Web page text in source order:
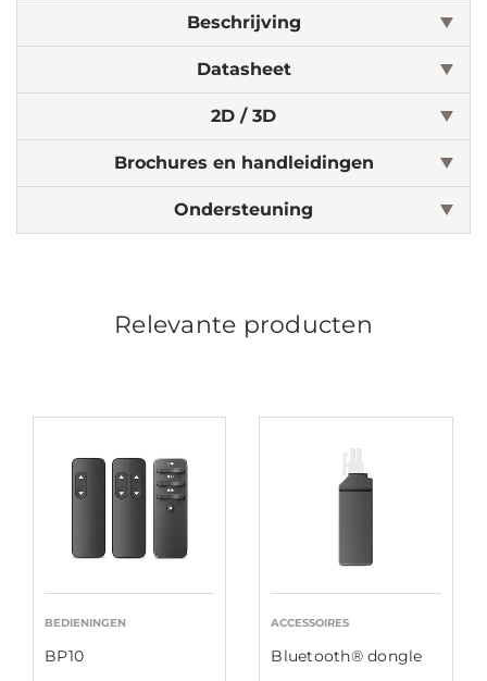
Beschrijving
Datasheet
2D / 3D
Brochures en handleidingen
Ondersteuning
Relevante producten
BEDIENINGEN
BP10
ACCESSOIRES
Bluetooth® dongle